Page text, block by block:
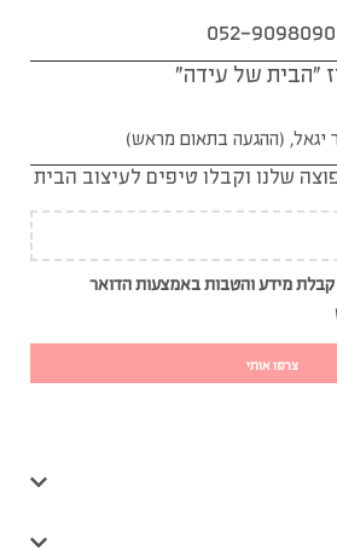
052-9098090
"הבית של עידה"
שלנו וקבלו טיפים לעיצוב הבית
מידע והטבות באמצעות הדואר
צרפו אותי